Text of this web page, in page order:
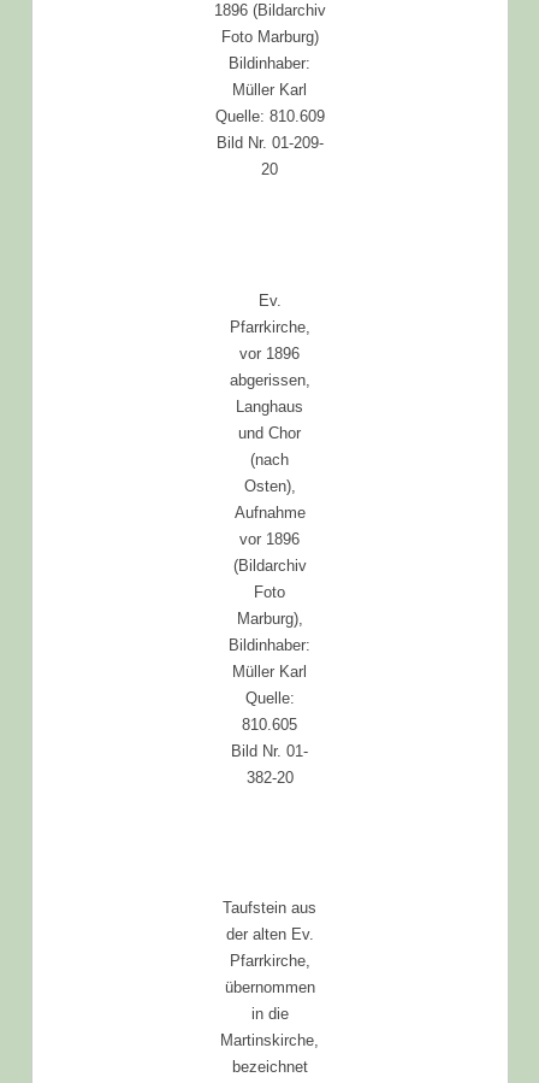
1896 (Bildarchiv
Foto Marburg)
Bildinhaber:
Müller Karl
Quelle: 810.609
Bild Nr. 01-209-
20
Ev.
Pfarrkirche,
vor 1896
abgerissen,
Langhaus
und Chor
(nach
Osten),
Aufnahme
vor 1896
(Bildarchiv
Foto
Marburg),
Bildinhaber:
Müller Karl
Quelle:
810.605
Bild Nr. 01-
382-20
Taufstein aus
der alten Ev.
Pfarrkirche,
übernommen
in die
Martinskirche,
bezeichnet